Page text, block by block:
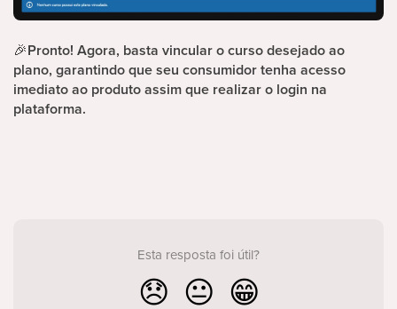
🎉Pronto! Agora, basta vincular o curso desejado ao
plano, garantindo que seu consumidor tenha acesso
imediato ao produto assim que realizar o login na
plataforma.
Esta resposta foi útil?
😞 😐 😁